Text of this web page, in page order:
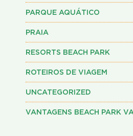
PARQUE AQUÁTICO
PRAIA
RESORTS BEACH PARK
ROTEIROS DE VIAGEM
UNCATEGORIZED
VANTAGENS BEACH PARK